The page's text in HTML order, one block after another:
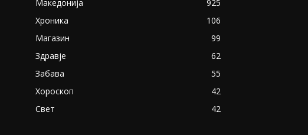
Македонија
925
Хроника
106
Магазин
99
Здравје
62
Забава
55
Хороскоп
42
Свет
42